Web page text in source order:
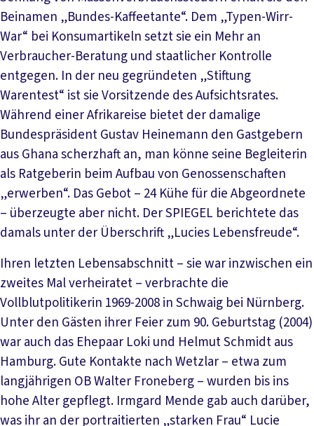
Beinamen „Bundes-Kaffeetante“. Dem „Typen-Wirr-
War“ bei Konsumartikeln setzt sie ein Mehr an
Verbraucher-Beratung und staatlicher Kontrolle
entgegen. In der neu gegründeten „Stiftung
Warentest“ ist sie Vorsitzende des Aufsichtsrates.
Während einer Afrikareise bietet der damalige
Bundespräsident Gustav Heinemann den Gastgebern
aus Ghana scherzhaft an, man könne seine Begleiterin
als Ratgeberin beim Aufbau von Genossenschaften
„erwerben“. Das Gebot – 24 Kühe für die Abgeordnete
– überzeugte aber nicht. Der SPIEGEL berichtete das
damals unter der Überschrift „Lucies Lebensfreude“.
Ihren letzten Lebensabschnitt – sie war inzwischen ein
zweites Mal verheiratet – verbrachte die
Vollblutpolitikerin 1969-2008 in Schwaig bei Nürnberg.
Unter den Gästen ihrer Feier zum 90. Geburtstag (2004)
war auch das Ehepaar Loki und Helmut Schmidt aus
Hamburg. Gute Kontakte nach Wetzlar – etwa zum
langjährigen OB Walter Froneberg – wurden bis ins
hohe Alter gepflegt. Irmgard Mende gab auch darüber,
was ihr an der portraitierten „starken Frau“ Lucie